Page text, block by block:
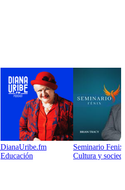
DianaUribe.fm
Educación
Seminario
Cultura y